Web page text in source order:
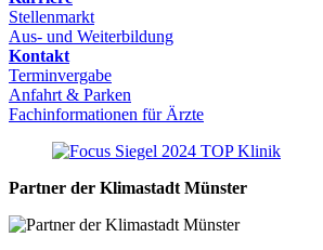
Stellenmarkt
Aus- und Weiterbildung
Kontakt
Terminvergabe
Anfahrt & Parken
Fachinformationen für Ärzte
Partner der Klimastadt Münster